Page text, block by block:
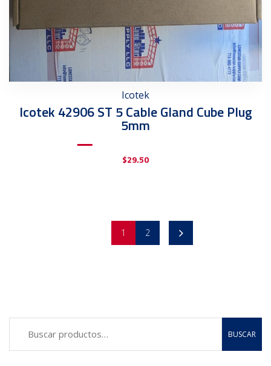
BUSCAR
Icotek
Icotek 42906 ST 5 Cable Gland Cube Plug
5mm
$29.50
1 2